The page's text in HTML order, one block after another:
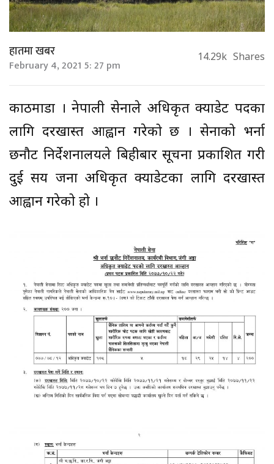
हातमा खबर
February 4, 2021 5: 27 pm 14.29k Shares
काठमाडौं । नेपाली सेनाले अधिकृत क्याडेट पदका
लागि दरखास्त आह्वान गरेको छ । सेनाको भर्ना
छनौट निर्देशनालयले बिहीबार सूचना प्रकाशित गरी
दुई सय जना अधिकृत क्याडेटका लागि दरखास्त
आह्वान गरेको हो ।